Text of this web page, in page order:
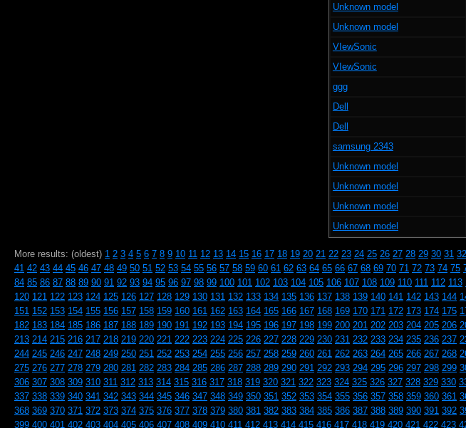
Unknown model
Unknown model
VIewSonic
VIewSonic
ggg
Dell
Dell
samsung 2343
Unknown model
Unknown model
Unknown model
Unknown model
More results: (oldest) 1 2 3 4 5 6 7 8 9 10 11 12 13 14 15 16 17 18 19 20 21 22 23 24 25 26 27 28 29 30 31 32
41 42 43 44 45 46 47 48 49 50 51 52 53 54 55 56 57 58 59 60 61 62 63 64 65 66 67 68 69 70 71 72 73 74 75
84 85 86 87 88 89 90 91 92 93 94 95 96 97 98 99 100 101 102 103 104 105 106 107 108 109 110 111 112 113
120 121 122 123 124 125 126 127 128 129 130 131 132 133 134 135 136 137 138 139 140 141 142 143 144
151 152 153 154 155 156 157 158 159 160 161 162 163 164 165 166 167 168 169 170 171 172 173 174 175
182 183 184 185 186 187 188 189 190 191 192 193 194 195 196 197 198 199 200 201 202 203 204 205 206
213 214 215 216 217 218 219 220 221 222 223 224 225 226 227 228 229 230 231 232 233 234 235 236 237
244 245 246 247 248 249 250 251 252 253 254 255 256 257 258 259 260 261 262 263 264 265 266 267 268
275 276 277 278 279 280 281 282 283 284 285 286 287 288 289 290 291 292 293 294 295 296 297 298 299
306 307 308 309 310 311 312 313 314 315 316 317 318 319 320 321 322 323 324 325 326 327 328 329 330
337 338 339 340 341 342 343 344 345 346 347 348 349 350 351 352 353 354 355 356 357 358 359 360 361
368 369 370 371 372 373 374 375 376 377 378 379 380 381 382 383 384 385 386 387 388 389 390 391 392
399 400 401 402 403 404 405 406 407 408 409 410 411 412 413 414 415 416 417 418 419 420 421 422 423